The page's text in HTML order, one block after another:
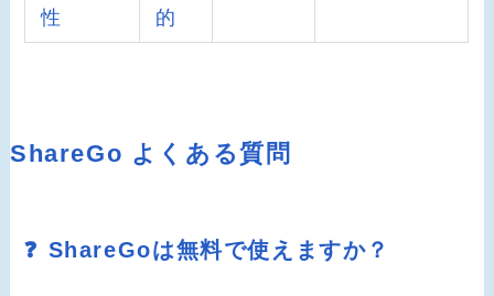
性
的
ShareGo よくある質問
❓ ShareGoは無料で使えますか？